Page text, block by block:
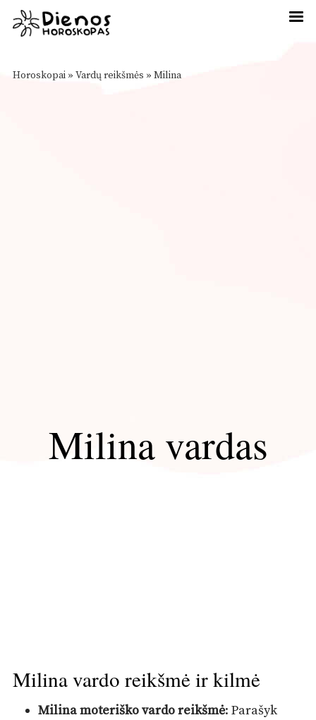
Horoskopai » Vardų reikšmės » Milina
Milina vardas
Milina vardo reikšmė ir kilmė
Milina moteriško vardo reikšmė: Parašyk